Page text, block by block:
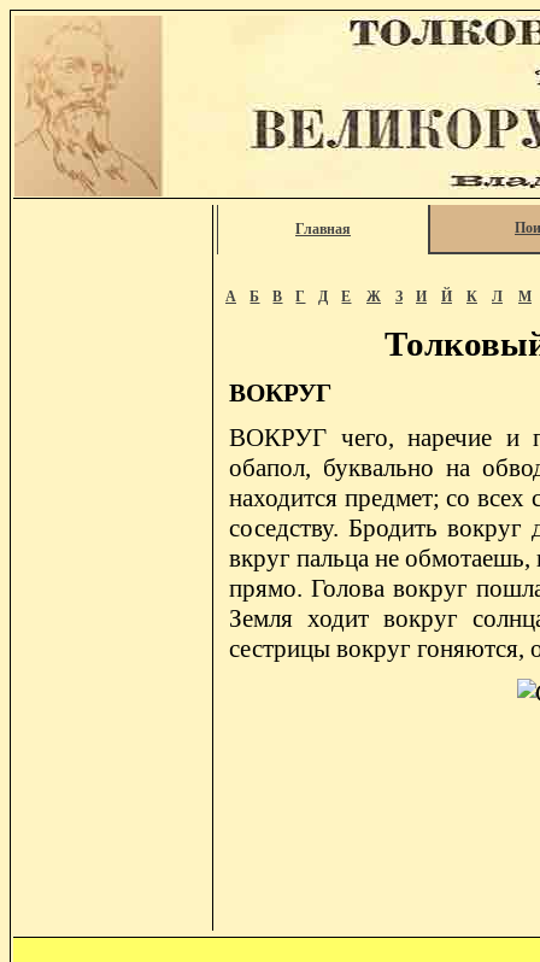
Главная
А Б В Г Д Е Ж З И Й К Л М
ВОКРУГ
ВОКРУГ чего, наречие и
обапол, буквально на
находится предмет; со всех
соседству. Бродить
вкруг пальца не
прямо. Голова вокруг
Земля ходит вокруг
сестрицы вокруг гоняются,